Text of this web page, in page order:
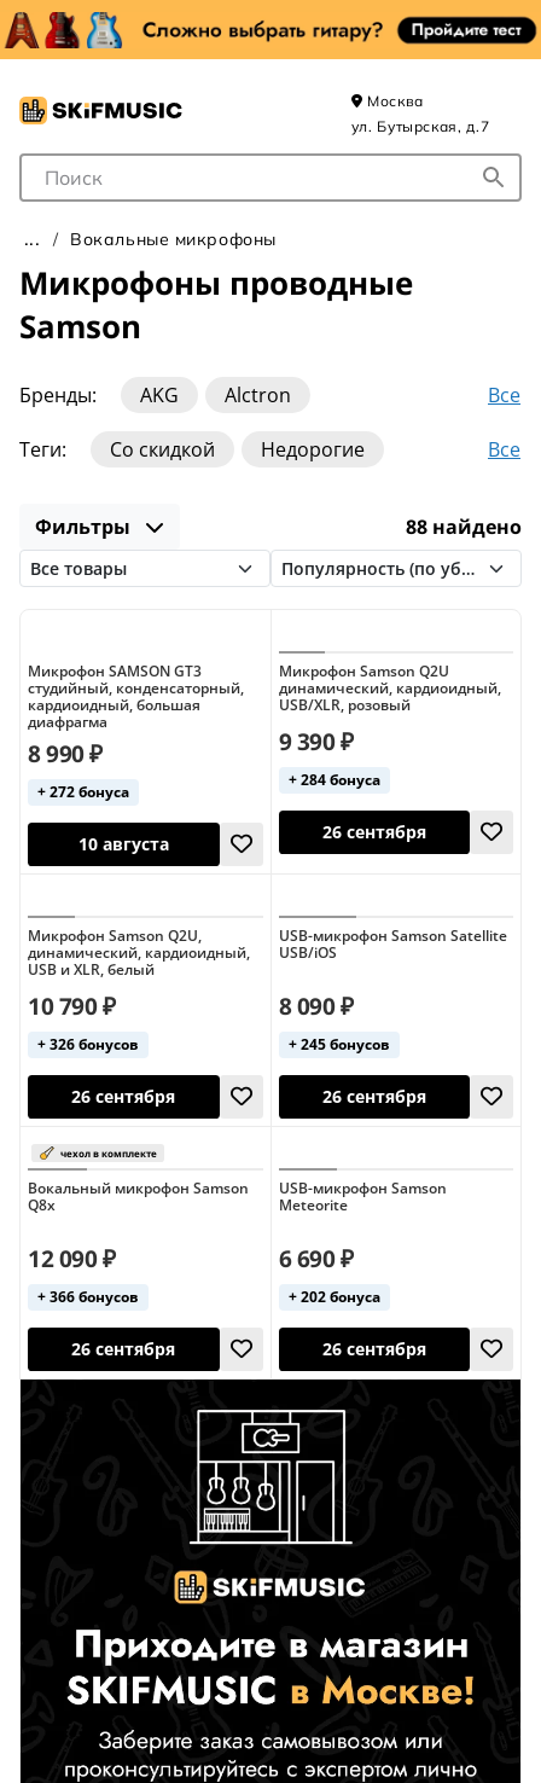
Поле для Поиска
Москва
ул. Бутырская, д.7
Вокальные микрофоны
Микрофоны проводные
Samson
Бренды: Все
AKG
Alctron
Audio-Technica
Audix
LEWITT
MXL
Rode
SE Electronics
Samson
Sennheiser
Теги: Все
Со скидкой
Недорогие
Ленточные
Фильтры 88 найдено
Микрофон SAMSON GT3
студийный, конденсаторный,
кардиоидный, большая
диафрагма
8 990 ₽
+ 272 бонуса
10 августа
Микрофон Samson Q2U
динамический, кардиоидный,
USB/XLR, розовый
9 390 ₽
+ 284 бонуса
26 сентября
Микрофон Samson Q2U,
динамический, кардиоидный,
USB и XLR, белый
10 790 ₽
+ 326 бонусов
USB-микрофон Samson Satellite
USB/iOS
8 090 ₽
+ 245 бонусов
Вокальный микрофон Samson
Q8x
чехол в комплекте
12 090 ₽
+ 366 бонусов
USB-микрофон Samson
Meteorite
6 690 ₽
+ 202 бонуса